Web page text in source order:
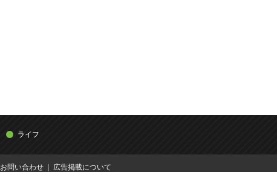
ライフ
お問い合わせ 広告掲載について